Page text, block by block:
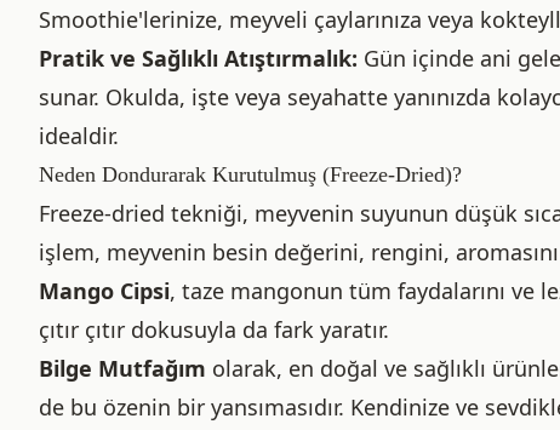
Smoothie'lerinize, meyveli çaylarınıza veya
Pratik ve Sağlıklı Atıştırmalık: Gün içinde ani
sunar. Okulda, işte veya seyahatte yanınızda
idealdir.
Neden Dondurarak Kurutulmuş (Freeze-Dried)?
Freeze-dried tekniği, meyvenin suyunun düşük
işlem, meyvenin besin değerini, rengini,
Mango Cipsi, taze mangonun tüm faydalarını ve
çıtır çıtır dokusuyla da fark yaratır.
Bilge Mutfağım olarak, en doğal ve sağlıklı
de bu özenin bir yansımasıdır. Kendinize ve